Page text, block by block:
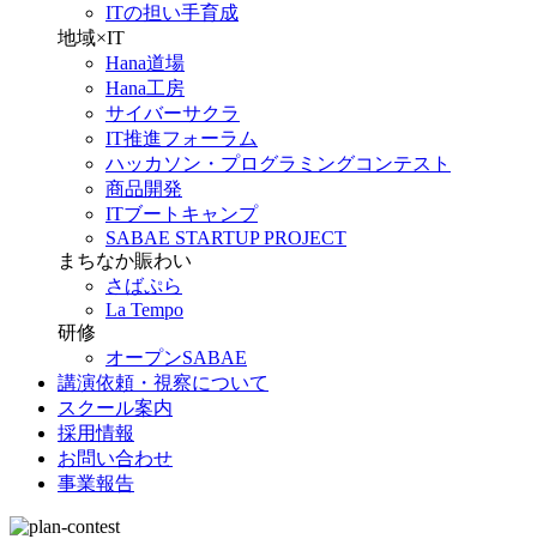
ITの担い手育成
地域×IT
Hana道場
Hana工房
サイバーサクラ
IT推進フォーラム
ハッカソン・プログラミングコンテスト
商品開発
ITブートキャンプ
SABAE STARTUP PROJECT
まちなか賑わい
さばぷら
La Tempo
研修
オープンSABAE
講演依頼・視察について
スクール案内
採用情報
お問い合わせ
事業報告